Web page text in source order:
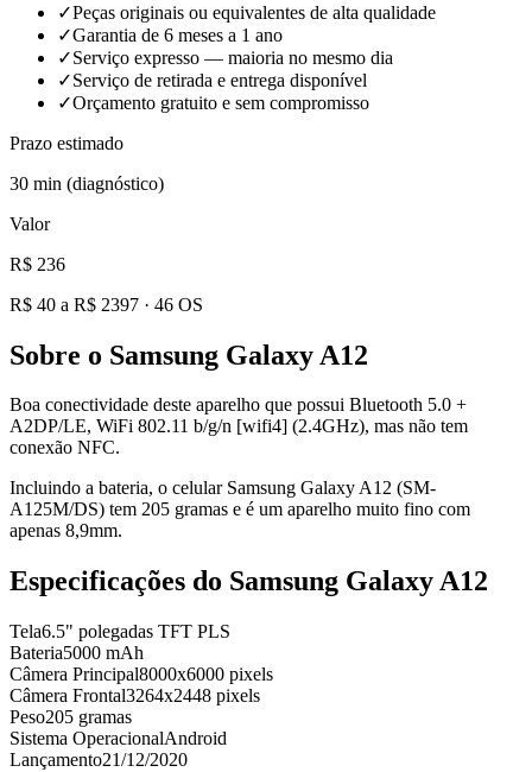
✓Peças originais ou equivalentes de alta qualidade
✓Garantia de 6 meses a 1 ano
✓Serviço expresso — maioria no mesmo dia
✓Serviço de retirada e entrega disponível
✓Orçamento gratuito e sem compromisso
Prazo estimado
30 min (diagnóstico)
Valor
R$ 236
R$ 40 a R$ 2397 · 46 OS
Sobre o Samsung Galaxy A12
Boa conectividade deste aparelho que possui Bluetooth 5.0 +
A2DP/LE, WiFi 802.11 b/g/n [wifi4] (2.4GHz), mas não tem
conexão NFC.
Incluindo a bateria, o celular Samsung Galaxy A12 (SM-
A125M/DS) tem 205 gramas e é um aparelho muito fino com
apenas 8,9mm.
Especificações do Samsung Galaxy A12
Tela6.5" polegadas TFT PLS
Bateria5000 mAh
Câmera Principal8000x6000 pixels
Câmera Frontal3264x2448 pixels
Peso205 gramas
Sistema OperacionalAndroid
Lançamento21/12/2020